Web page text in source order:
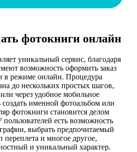
фотокниги онлайн
уникальный сервис, благодаря
возможность оформить заказ
в режиме онлайн. Процедура
до нескольких простых шагов,
через удобное мобильное
именной фотоальбом или
фотокниги становится делом
есть возможность
выбрать предпочитаемый
переплета и многое другое,
и уникальный характер.